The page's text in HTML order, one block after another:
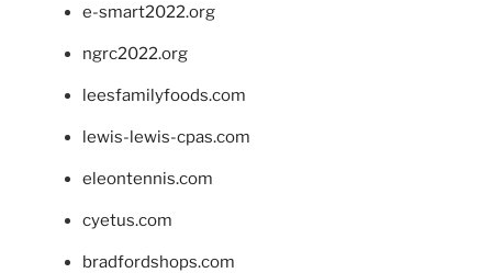
e-smart2022.org
ngrc2022.org
leesfamilyfoods.com
lewis-lewis-cpas.com
eleontennis.com
cyetus.com
bradfordshops.com